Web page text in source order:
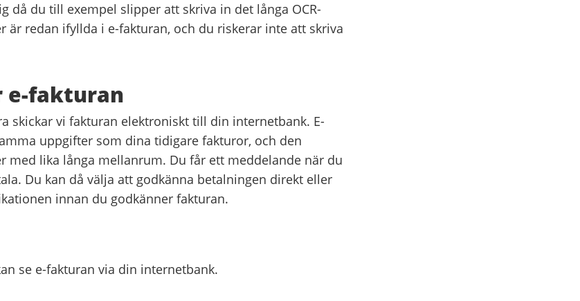
då du till exempel slipper att skriva in det långa OCR-
är redan ifyllda i e-fakturan, och du riskerar inte att skriva
e-fakturan
skickar vi fakturan elektroniskt till din internetbank. E-
uppgifter som dina tidigare fakturor, och den
med lika långa mellanrum. Du får ett meddelande när du
Du kan då välja att godkänna betalningen direkt eller
innan du godkänner fakturan.
se e-fakturan via din internetbank.